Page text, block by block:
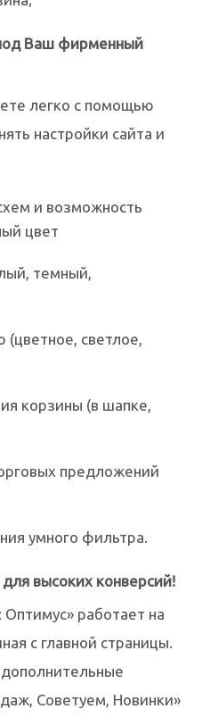
Ваш фирменный
легко с помощью
настройки сайта и
и возможность
цвет
темный,
(цветное, светлое,
корзины (в шапке,
предложений
умного фильтра.
высоких конверсий!
Оптимус» работает на
с главной страницы.
Советуем, Новинки»